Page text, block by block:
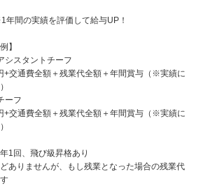
間の実績を評価して給与UP！
】
スタントチーフ
+交通費全額＋残業代全額＋年間賞与（※実績に
ーフ
+交通費全額＋残業代全額＋年間賞与（※実績に
1回、飛び級昇格あり
ありませんが、もし残業となった場合の残業代